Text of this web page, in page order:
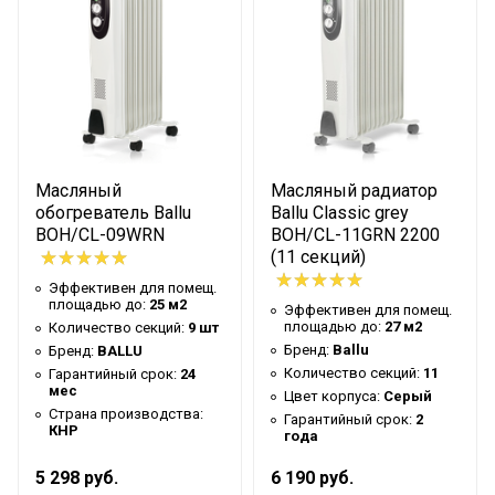
Цвет корпуса
Белый
Макс. потребляемая мощность
1.9 кВт
Ступени мощности нагрева
1,50 кВт,0,90
кВт,0,60 кВт
Количество режимов нагрева
4
Класс пылевлагозащищенности
IP20
Защита от перегрева
Да
Аварийное отключение при
сильном наклоне или
опрокидывании
Нет
Сертификат пожаробезопасности
Да
Вариант размещения
Вертикальное
Напряжение электропитания
220,0 В,240,0 В
Масляный
обогреватель Ballu
BOH/CL-09WRN
Эффективен для помещ.
площадью до: 25 м2
Количество секций: 9 шт
Бренд: BALLU
Гарантийный срок: 24
мес
Страна производства:
КНР
5 298 руб.
Масляный радиатор
Ballu Classic grey
BOH/CL-11GRN 2200
(11 секций)
Эффективен для помещ.
площадью до: 27 м2
Бренд: Ballu
Количество секций: 11
Цвет корпуса: Серый
Гарантийный срок: 2
года
6 190 руб.